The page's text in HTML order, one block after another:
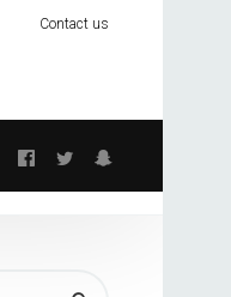
Contact us
Follow